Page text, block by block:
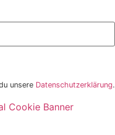
unsere Datenschutzerklärung.
Cookie Banner